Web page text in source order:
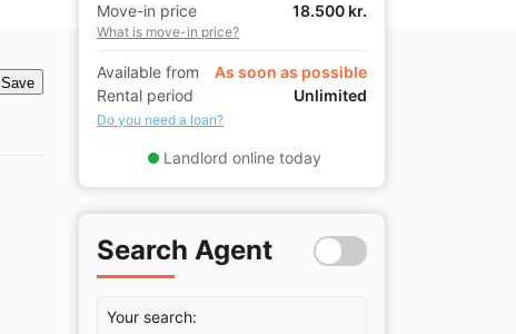
Save
Move-in price
18.500 kr.
What is move-in price?
Available from
As soon as possible
Rental period
Unlimited
Do you need a loan?
Landlord online today
Search Agent
Your search: